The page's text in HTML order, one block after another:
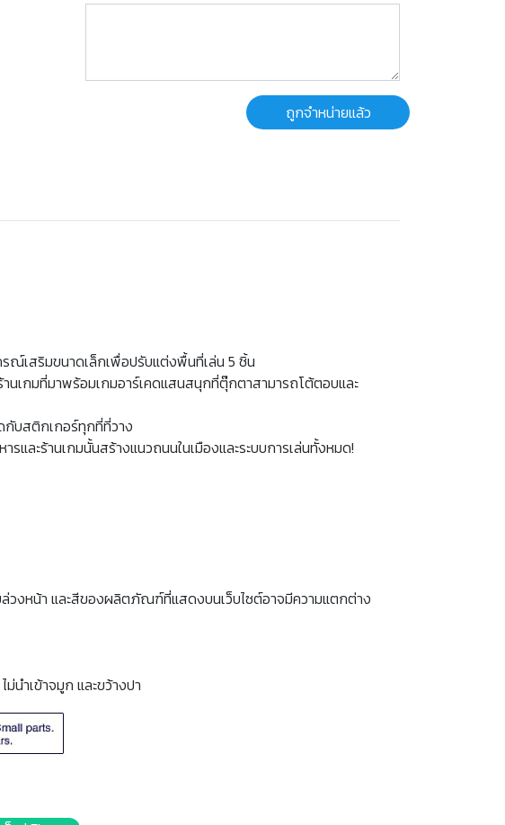
ถูกจำหน่ายแล้ว
รณ์เสริมขนาดเล็กเพื่อปรับแต่งพื้นที่เล่น 5 ชิ้น
นเกมที่มาพร้อมเกมอาร์เคดแสนสนุกที่ตุ๊กตาสามารถโต้ตอบและ
กับสติกเกอร์ทุกที่ที่วาง
และร้านเกมนั้นสร้างแนวถนนในเมืองและระบบการเล่นทั้งหมด!
วงหน้า และสีของผลิตภัณฑ์ที่แสดงบนเว็บไซต์อาจมีความแตกต่าง
ำเข้าจมูก และขว้างปา